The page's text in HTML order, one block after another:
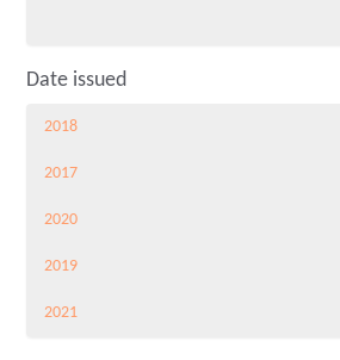
Date issued
2018
2017
2020
2019
2021